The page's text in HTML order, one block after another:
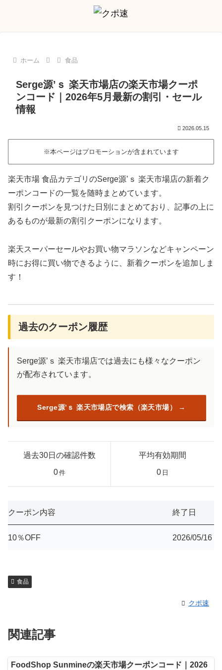
ホーム 食品
Serge源’ｓ 楽天市場店の楽天市場クーポ
ンコード｜2026年5月最新の割引・セール
情報
2026.05.15
※本ページはプロモーションが含まれています
楽天市場 食品カテゴリのSerge源’ｓ 楽天市場店の新着ク
ーポンコードの一覧を随時まとめています。
割引クーポンを見つけた日別にまとめており、記事の上に
あるものが最新の割引クーポンになります。
楽天スーパーセールやお買い物マラソンなどキャンペーン
時にお得に買い物できるように、新着クーポンを追加しま
す！
過去のクーポン履歴
Serge源’ｓ 楽天市場店では過去にも様々なクーポン
が配布されています。
Serge源’ｓ 楽天市場店で検索（楽天市場）
過去30日の確認件数
0件
平均有効期間
0 日
クーポン内容 終了日
10％OFF 2026/05/16
食品
クポ速
関連記事
FoodShop Sunmineの楽天市場クーポンコード｜2026